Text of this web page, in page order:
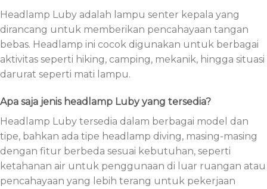
Headlamp Luby adalah lampu senter kepala yang
dirancang untuk memberikan pencahayaan tangan
bebas. Headlamp ini cocok digunakan untuk berbagai
aktivitas seperti hiking, camping, mekanik, hingga situasi
darurat seperti mati lampu.
Apa saja jenis headlamp Luby yang tersedia?
Headlamp Luby tersedia dalam berbagai model dan
tipe, bahkan ada tipe headlamp diving, masing-masing
dengan fitur berbeda sesuai kebutuhan, seperti
ketahanan air untuk penggunaan di luar ruangan atau
pencahayaan yang lebih terang untuk pekerjaan